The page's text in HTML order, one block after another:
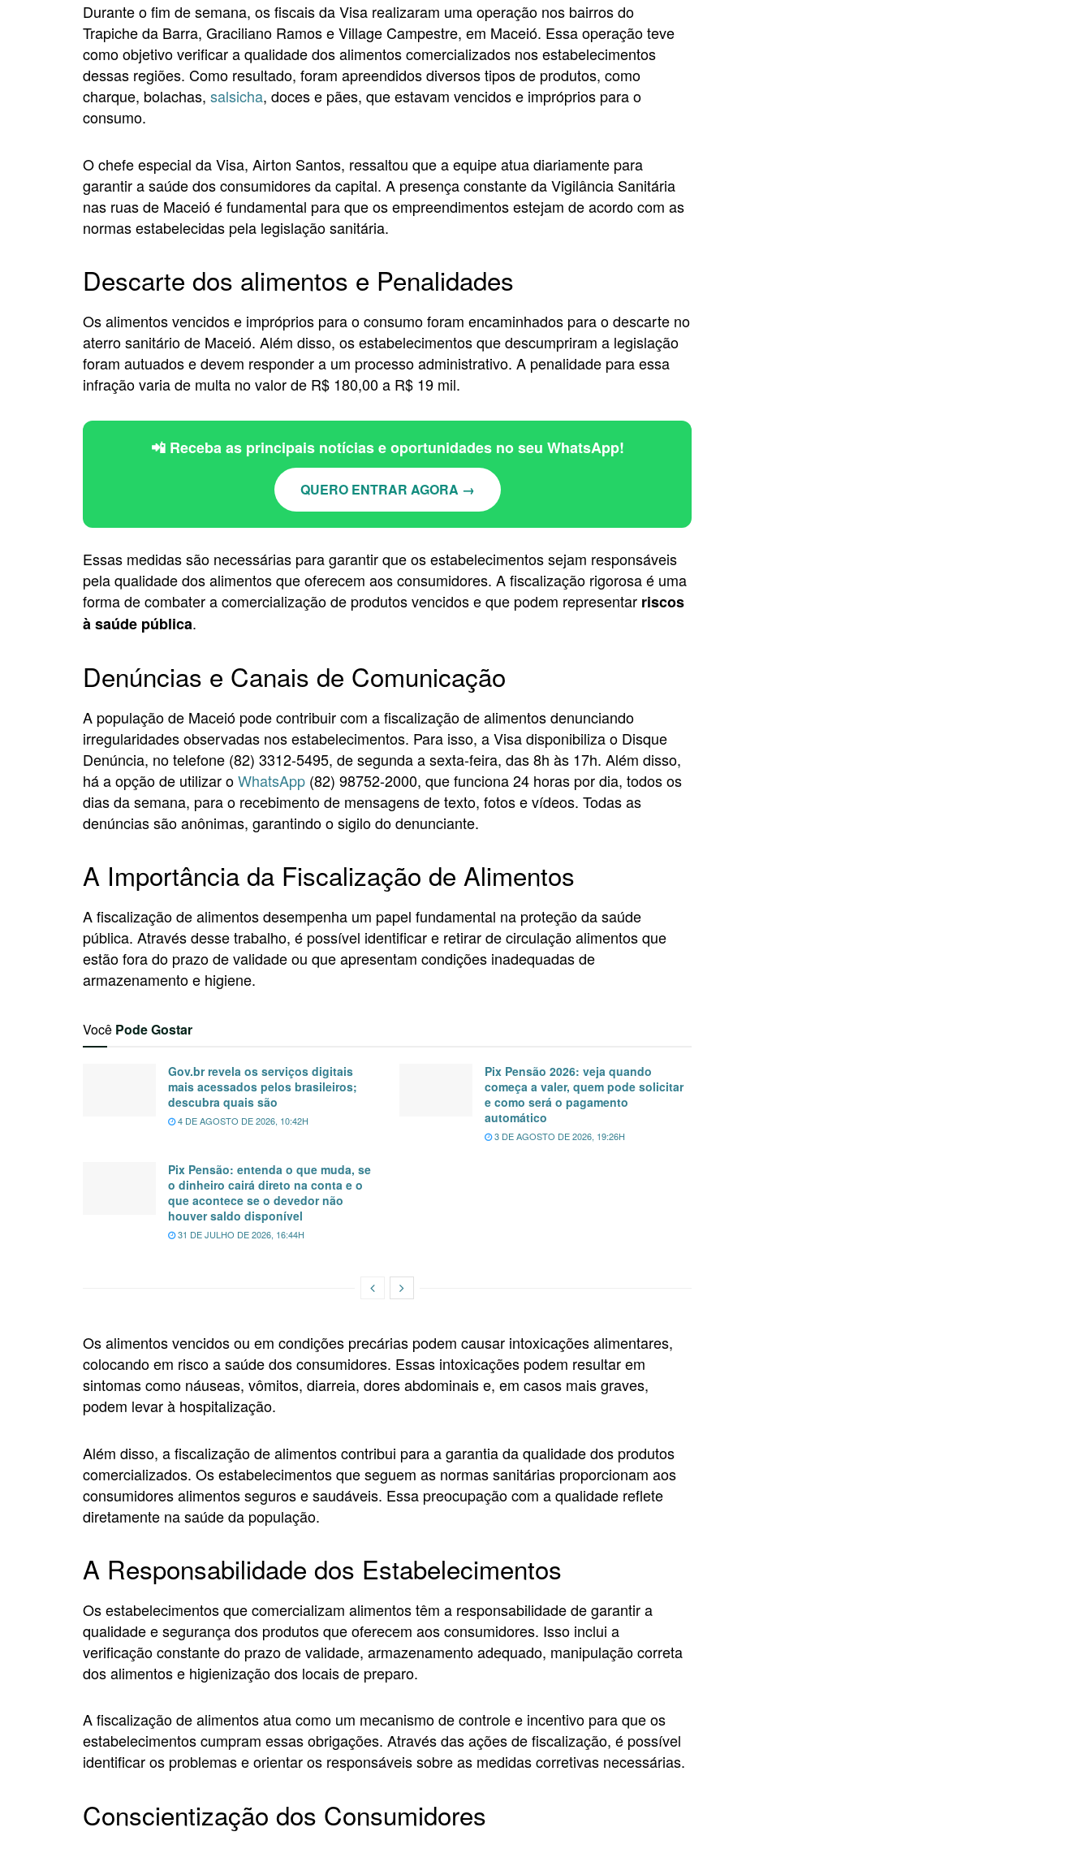
Durante o fim de semana, os fiscais da Visa realizaram uma operação nos bairros do
Trapiche da Barra, Graciliano Ramos e Village Campestre, em Maceió. Essa operação teve
como objetivo verificar a qualidade dos alimentos comercializados nos estabelecimentos
dessas regiões. Como resultado, foram apreendidos diversos tipos de produtos, como
charque, bolachas, salsicha, doces e pães, que estavam vencidos e impróprios para o
consumo.
O chefe especial da Visa, Airton Santos, ressaltou que a equipe atua diariamente para
garantir a saúde dos consumidores da capital. A presença constante da Vigilância Sanitária
nas ruas de Maceió é fundamental para que os empreendimentos estejam de acordo com as
normas estabelecidas pela legislação sanitária.
Descarte dos alimentos e Penalidades
Os alimentos vencidos e impróprios para o consumo foram encaminhados para o descarte no
aterro sanitário de Maceió. Além disso, os estabelecimentos que descumpriram a legislação
foram autuados e devem responder a um processo administrativo. A penalidade para essa
infração varia de multa no valor de R$ 180,00 a R$ 19 mil.
📲 Receba as principais notícias e oportunidades no seu WhatsApp!
QUERO ENTRAR AGORA →
Essas medidas são necessárias para garantir que os estabelecimentos sejam responsáveis
pela qualidade dos alimentos que oferecem aos consumidores. A fiscalização rigorosa é uma
forma de combater a comercialização de produtos vencidos e que podem representar riscos
à saúde pública.
Denúncias e Canais de Comunicação
A população de Maceió pode contribuir com a fiscalização de alimentos denunciando
irregularidades observadas nos estabelecimentos. Para isso, a Visa disponibiliza o Disque
Denúncia, no telefone (82) 3312-5495, de segunda a sexta-feira, das 8h às 17h. Além disso,
há a opção de utilizar oWhatsApp (82) 98752-2000, que funciona 24 horas por dia, todos os
dias da semana, para o recebimento de mensagens de texto, fotos e vídeos. Todas as
denúncias são anônimas, garantindo o sigilo do denunciante.
A Importância da Fiscalização de Alimentos
A fiscalização de alimentos desempenha um papel fundamental na proteção da saúde
pública. Através desse trabalho, é possível identificar e retirar de circulação alimentos que
estão fora do prazo de validade ou que apresentam condições inadequadas de
armazenamento e higiene.
Você Pode Gostar
Gov.br revela os serviços digitais
mais acessados pelos brasileiros;
descubra quais são
4 DE AGOSTO DE 2026, 10:42H
Pix Pensão 2026: veja quando
começa a valer, quem pode solicitar
e como será o pagamento
automático
3 DE AGOSTO DE 2026, 19:26H
Pix Pensão: entenda o que muda, se
o dinheiro cairá direto na conta e o
que acontece se o devedor não
houver saldo disponível
31 DE JULHO DE 2026, 16:44H
Os alimentos vencidos ou em condições precárias podem causar intoxicações alimentares,
colocando em risco a saúde dos consumidores. Essas intoxicações podem resultar em
sintomas como náuseas, vômitos, diarreia, dores abdominais e, em casos mais graves,
podem levar à hospitalização.
Além disso, a fiscalização de alimentos contribui para a garantia da qualidade dos produtos
comercializados. Os estabelecimentos que seguem as normas sanitárias proporcionam aos
consumidores alimentos seguros e saudáveis. Essa preocupação com a qualidade reflete
diretamente na saúde da população.
A Responsabilidade dos Estabelecimentos
Os estabelecimentos que comercializam alimentos têm a responsabilidade de garantir a
qualidade e segurança dos produtos que oferecem aos consumidores. Isso inclui a
verificação constante do prazo de validade, armazenamento adequado, manipulação correta
dos alimentos e higienização dos locais de preparo.
A fiscalização de alimentos atua como um mecanismo de controle e incentivo para que os
estabelecimentos cumpram essas obrigações. Através das ações de fiscalização, é possível
identificar os problemas e orientar os responsáveis sobre as medidas corretivas necessárias.
Conscientização dos Consumidores